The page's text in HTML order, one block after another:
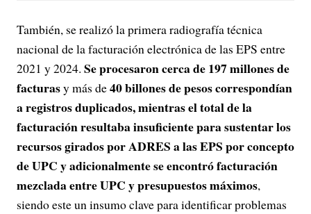
También, se realizó la primera radiografía técnica
nacional de la facturación electrónica de las EPS entre
2021 y 2024. Se procesaron cerca de 197 millones de
facturasy más de40 billones de pesos correspondían
a registros duplicados, mientras el total de la
facturación resultaba insuficiente para sustentar los
recursos girados por ADRES a las EPS por concepto
de UPC y adicionalmente se encontró facturación
mezclada entre UPC y presupuestos máximos,
siendo este un insumo clave para identificar problemas